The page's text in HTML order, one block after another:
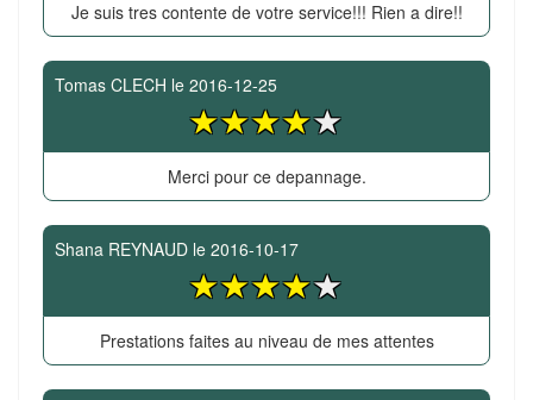
Je suis tres contente de votre service!!! Rien a dire!!
Tomas CLECH le 2016-12-25
Merci pour ce depannage.
Shana REYNAUD le 2016-10-17
Prestations faites au niveau de mes attentes